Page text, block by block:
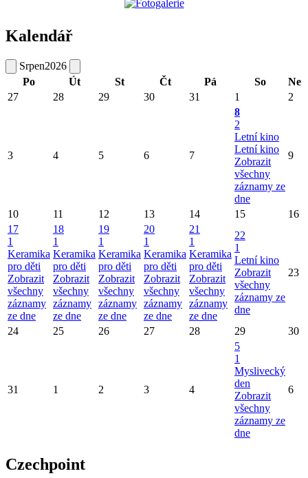
Kalendář
Srpen2026
Po
Út St Čt Pá So
Ne
27
28 29 30 31 1 2
3 4 5 6 7
8
2
Letní kino
Letní kino
Zobrazit
všechny
záznamy ze
dne
9
10 11 12 13 14 15
16
17
1
Keramika
pro děti
Zobrazit
všechny
záznamy
ze dne
18
1
Keramika
pro děti
Zobrazit
všechny
záznamy
ze dne
19
1
Keramika
pro děti
Zobrazit
všechny
záznamy
ze dne
20
1
Keramika
pro děti
Zobrazit
všechny
záznamy
ze dne
21
1
Keramika
pro děti
Zobrazit
všechny
záznamy
ze dne
22
1
Letní kino
Zobrazit
všechny
záznamy ze
dne
23
24 25 26 27 28 29 30
31 1 2 3 4
5
1
Myslivecký
den
Zobrazit
všechny
záznamy ze
dne
6
Czechpoint